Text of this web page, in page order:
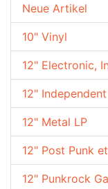
10" Vinyl
12" Electronic,
12"
12" Metal LP
12" Post Punk
12" Punkrock
Neue Artikel